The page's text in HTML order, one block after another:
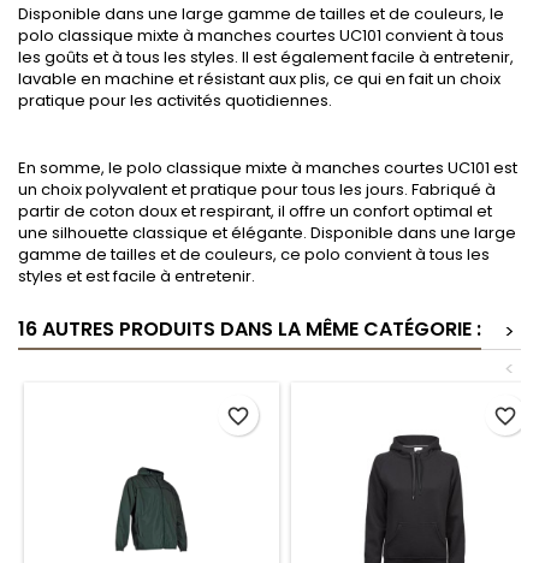
Disponible dans une large gamme de tailles et de couleurs, le
polo classique mixte à manches courtes UC101 convient à tous
les goûts et à tous les styles. Il est également facile à entretenir,
lavable en machine et résistant aux plis, ce qui en fait un choix
pratique pour les activités quotidiennes.
En somme, le polo classique mixte à manches courtes UC101 est
un choix polyvalent et pratique pour tous les jours. Fabriqué à
partir de coton doux et respirant, il offre un confort optimal et
une silhouette classique et élégante. Disponible dans une large
gamme de tailles et de couleurs, ce polo convient à tous les
styles et est facile à entretenir.
16 AUTRES PRODUITS DANS LA MÊME CATÉGORIE :
>
<
favorite_border favorite_border